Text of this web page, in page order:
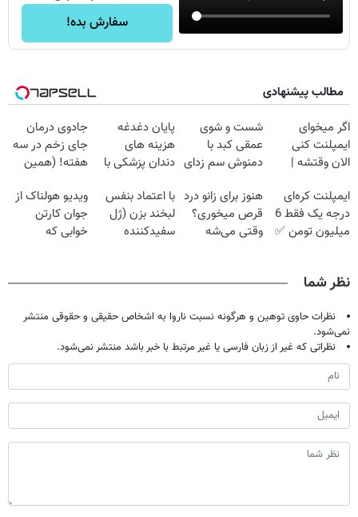
سفارش بده!
مطالب پیشنهادی
اگر میخوای
ایمپلنت کنی
الان وقتشه |
میلیون تومان!!!
شست و شوی
عمقی کبد با
دمنوش سم زدای
پایان دغدغه
هزینه های
دندان پزشکی با
خانگی
جادوی درمان
جای زخم در سه
هفته! (همین
صحبت کنید)
ایمپلنت کره‌ای
درجه یک فقط 6
میلیون تومن ✅
هنوز برای زانو درد
قرص میخوری؟
وقتی می‌شه
با اعتماد بنفس
لبخند بزن (ژل
سفیدکننده
ویدیو هولناک از
جوان کارتن
خوابی که
نظر شما
نظرات حاوی توهین و هرگونه نسبت ناروا به اشخاص حقیقی و حقوقی منتشر
نمی‌شود.
نظراتی که غیر از زبان فارسی یا غیر مرتبط با خبر باشد منتشر نمی‌شود.